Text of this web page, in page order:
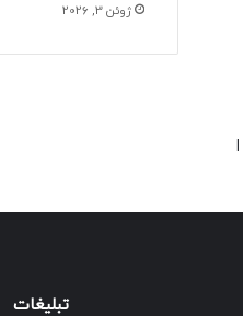
ژوئن 3, 2026
|
تبلیغات